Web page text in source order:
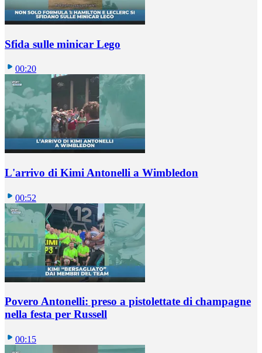
Sfida sulle minicar Lego
00:20
L'arrivo di Kimi Antonelli a Wimbledon
00:52
Povero Antonelli: preso a pistolettate di champagne
nella festa per Russell
00:15